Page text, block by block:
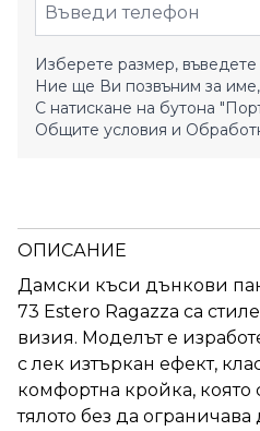
Изберете размер,
Ние ще Ви позвъним за
С натискане на бутона
Общите условия и
ОПИСАНИЕ
Дамски къси дънкови
73 Estero Ragazza са
визия. Моделът е
с лек изтъркан ефект,
комфортна кройка, която
тялото без да